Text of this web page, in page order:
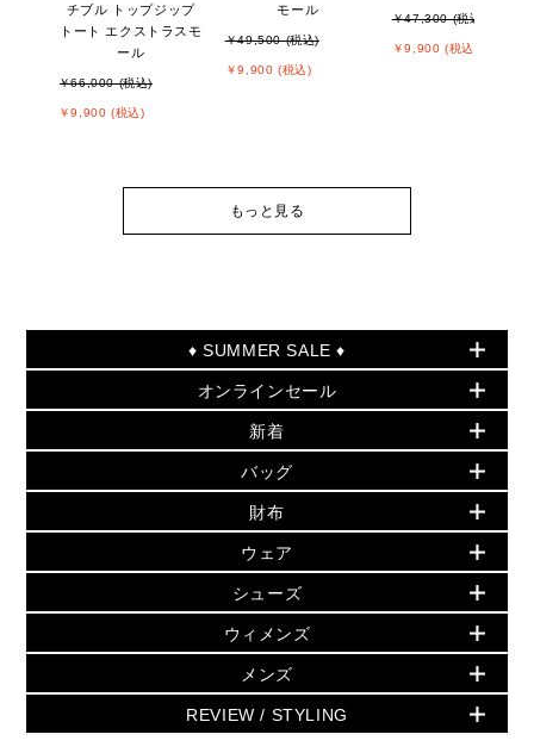
チブル トップジップ
トート エクストラスモ
ール
￥66,000 (税込)
￥9,900 (税込)
モール
￥49,500 (税込)
￥9,900 (税込)
￥47,300 (税込)
￥9,900 (税込)
もっと見る
♦ SUMMER SALE ♦
セールおすすめアイテム
▶ ウィメンズ
バッグ
小物
シューズ・靴
ウェア
アクセサリー
時計
▶ メンズ
バッグ
オンラインセール
PRODUCT OF THE MONTH - 今月の特別価格
再値下げアイテム
追加アイテム
▶ ウィメンズすべて(ウェア・シューズ除く)
バッグ
財布・小物
ウェア
シューズ
時計・ジュエリー
新着
夏のスタイル
▶ すべて
▶ ウィメンズすべて
財布・小物
アクセサリー
フレグランス
シューズ
バッグ
人気の定番アイテム
日本限定 - バッグ
▶ ウィメンズすべて
トートバッグ
ショルダーバッグ
クロスボディ・斜め掛け
財布
日本限定 - 財布・小物
▶ ウィメンズすべて
GREENWICH
折り財布(二つ折り・三つ折り)
長財布
ウェア
▶ ウィメンズすべて
トップス
スカート・パンツ
ジャケット・アウター
シューズ
▶ ウィメンズすべて
サンダル
スニーカー
ウィメンズ
人気の定番アイテム
▶ ウィメンズすべて
メンズ
▶ メンズすべて
REVIEW / STYLING